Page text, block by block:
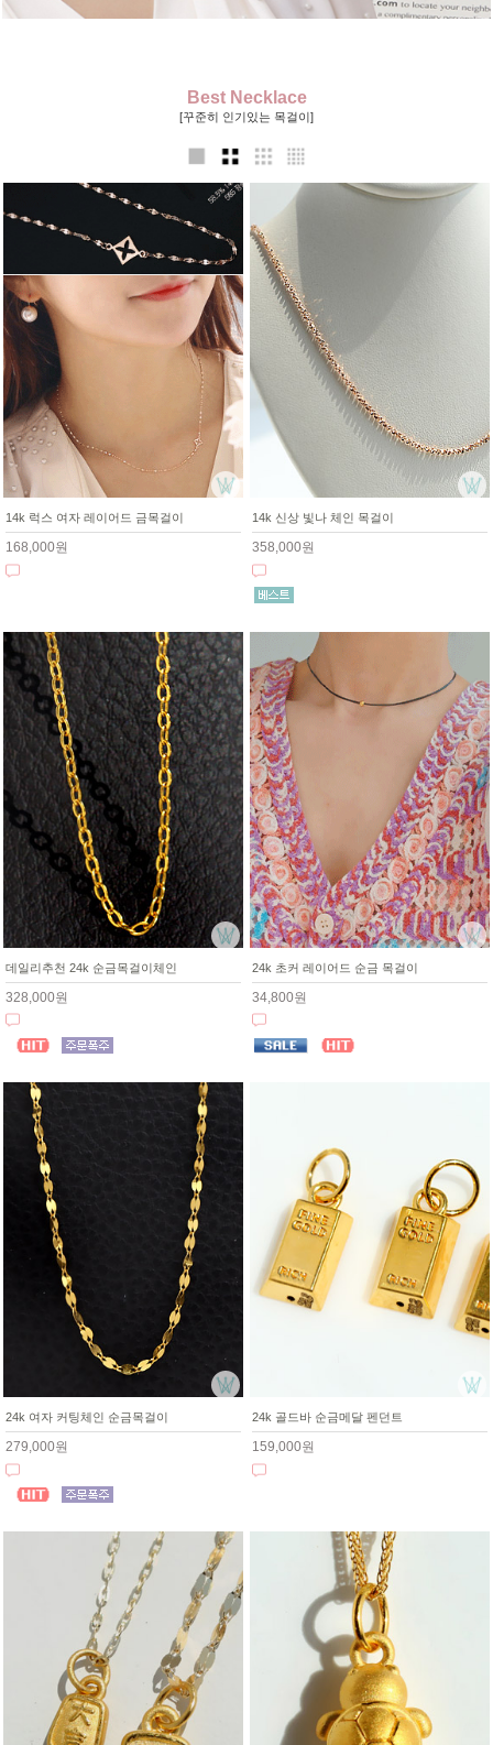
Best Necklace
[꾸준히 인기있는 목걸이]
14k 럭스 여자 레이어드 금목걸이
168,000원
14k 신상 빛나 체인 목걸이
358,000원
데일리추천 24k 순금목걸이체인
328,000원
24k 초커 레이어드 순금 목걸이
34,800원
24k 여자 커팅체인 순금목걸이
279,000원
24k 골드바 순금메달 펜던트
159,000원